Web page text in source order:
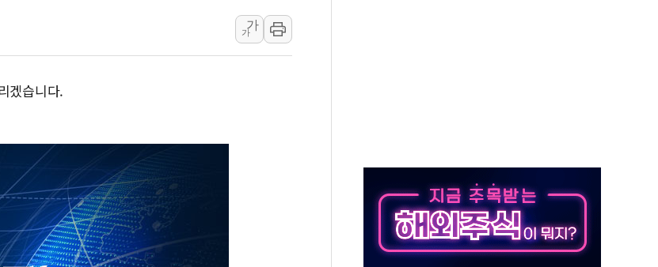
[사진] 이슬람 수니파 3개국, 공동방위협정 체결
뉴욕증시 개장 전 특징주...아틀라시안·클라우드플레어·태양광주↑ VS 트레이드데스크·웬디스↓
李 "해남 태양광, 대한민국 다음 100년 밑거름…수도권 집중 완화 전환점"
李 대통령, '6시간 마라톤 부동산 2차 회의' 주재… "전폭적 공급 확대·속도전 총력"
트럼프, 中 겨냥 폴리실리콘 관세 15% 부과…美 태양광주 급등
[사진] 빈살만과 에르도안의 만남
이란와이어 "이란 최고지도자 위독…곧 사망해도 놀랍지 않아"
가
가
겠습니다.